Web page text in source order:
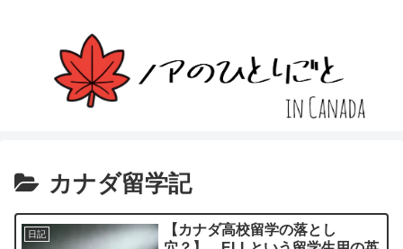
カナダ留学記
日記
【カナダ高校留学の落とし